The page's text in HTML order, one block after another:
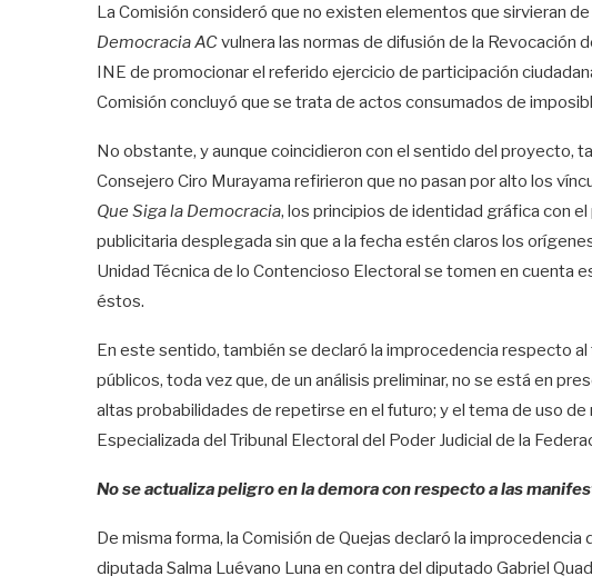
La Comisión consideró que no existen elementos que sirvieran
Democracia ACvulnera las normas de difusión de la Revocación
INE de promocionar el referido ejercicio de participación
Comisión concluyó que se trata de actos consumados de
No obstante, y aunque coincidieron con el sentido del proyecto,
Consejero Ciro Murayama refirieron que no pasan por alto los
Que Siga la Democracia, los principios de identidad gráfica con
publicitaria desplegada sin que a la fecha estén claros los
Unidad Técnica de lo Contencioso Electoral se tomen en cuenta
éstos.
En este sentido, también se declaró la improcedencia respecto
públicos, toda vez que, de un análisis preliminar, no se está en
altas probabilidades de repetirse en el futuro; y el tema de uso
Especializada del Tribunal Electoral del Poder Judicial de la
No se actualiza peligro en la demora con respecto a las
De misma forma, la Comisión de Quejas declaró la
diputada Salma Luévano Luna en contra del diputado Gabriel